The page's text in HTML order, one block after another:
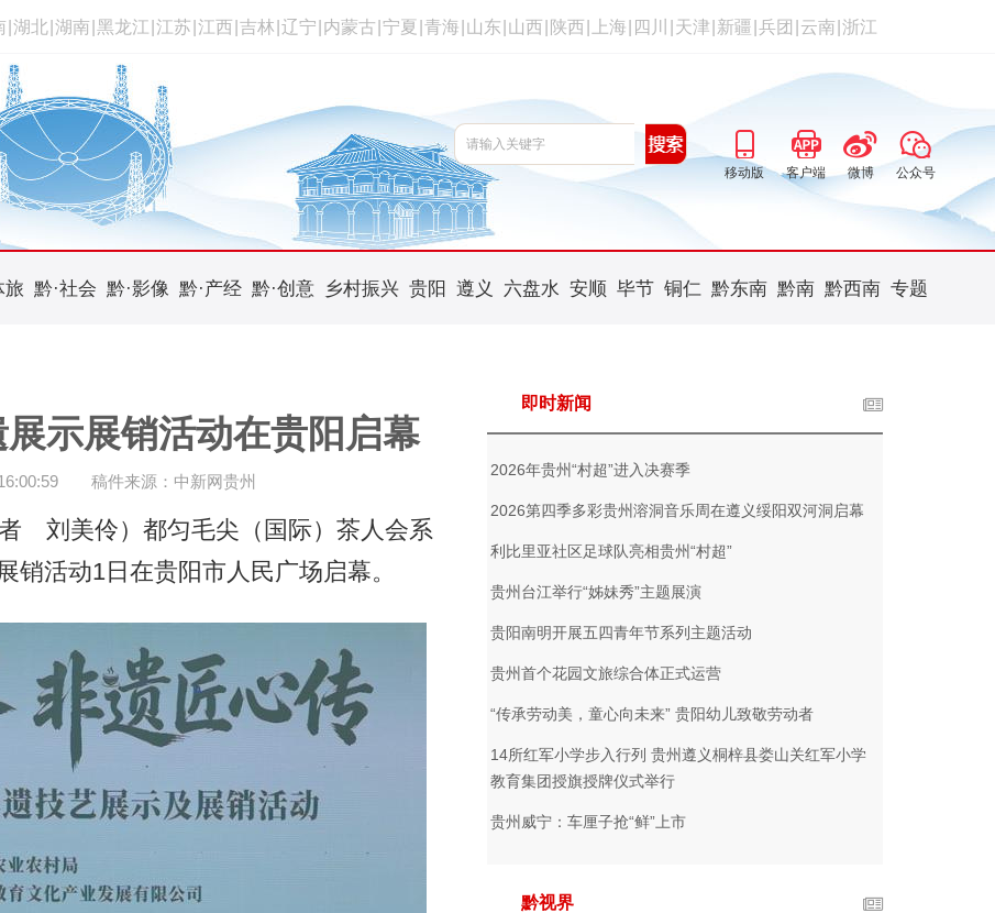
湖北 湖南 黑龙江 江苏 江西 吉林 辽宁 内蒙古 宁夏 青海 山东 山西 陕西 上海 四川 天津 新疆 兵团 云南 浙江
移动版 客户端 微博 公众号
旅 黔·社会 黔·影像 黔·产经 黔·创意 乡村振兴 贵阳 遵义 六盘水 安顺 毕节 铜仁 黔东南 黔南 黔西南 专题
示展销活动在贵阳启幕
稿件来源：中新网贵州
刘美伶）都匀毛尖（国际）茶人会系
活动1日在贵阳市人民广场启幕。
即时新闻
2026年贵州“村超”进入决赛季
2026第四季多彩贵州溶洞音乐周在遵义绥阳双河洞启幕
利比里亚社区足球队亮相贵州“村超”
贵州台江举行“姊妹秀”主题展演
贵阳南明开展五四青年节系列主题活动
贵州首个花园文旅综合体正式运营
“传承劳动美，童心向未来” 贵阳幼儿致敬劳动者
14所红军小学步入行列 贵州遵义桐梓县娄山关红军小学
教育集团授旗授牌仪式举行
贵州威宁：车厘子抢“鲜”上市
黔视界